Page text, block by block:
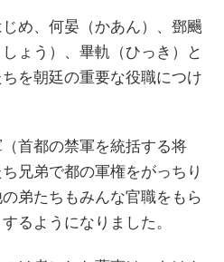
め、何晏（かあん）、鄧颺
ょう）、畢軌（ひっき）と
を朝廷の重要な役職につけ
首都の禁軍を統括する将
兄弟で都の軍権をがっちり
弟たちもみんな官職をもら
るようになりました。